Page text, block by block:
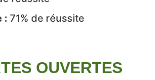
: 71% de réussite
OUVERTES